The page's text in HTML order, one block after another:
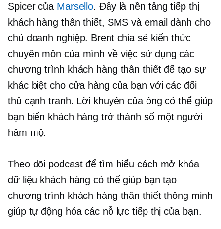
Spicer của Marsello. Đây là nền tảng tiếp thị
khách hàng thân thiết, SMS và email dành cho
chủ doanh nghiệp. Brent chia sẻ kiến ​​thức
chuyên môn của mình về việc sử dụng các
chương trình khách hàng thân thiết để tạo sự
khác biệt cho cửa hàng của bạn với các đối
thủ cạnh tranh. Lời khuyên của ông có thể giúp
bạn biến khách hàng trở thành số mộtngười
hâm mộ.
Theo dõi podcast để tìm hiểu cách mở khóa
dữ liệu khách hàng có thể giúp bạn tạo
chương trình khách hàng thân thiết thông minh
giúp tự động hóa các nỗ lực tiếp thị của bạn.